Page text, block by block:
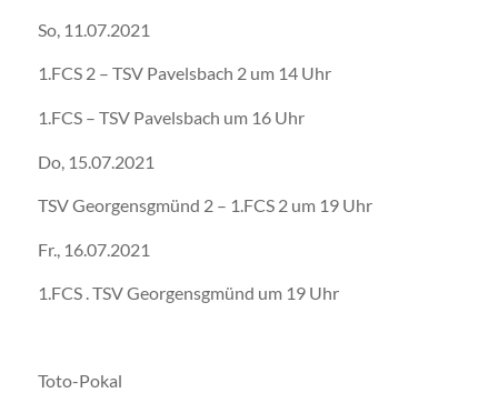
So, 11.07.2021
1.FCS 2 – TSV Pavelsbach 2 um 14 Uhr
1.FCS – TSV Pavelsbach um 16 Uhr
Do, 15.07.2021
TSV Georgensgmünd 2 – 1.FCS 2 um 19 Uhr
Fr., 16.07.2021
1.FCS . TSV Georgensgmünd um 19 Uhr
Toto-Pokal